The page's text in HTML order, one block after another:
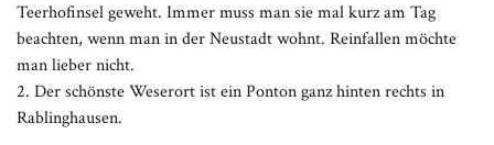
Teerhofinsel geweht. Immer muss man sie mal kurz am Tag
beachten, wenn man in der Neustadt wohnt. Reinfallen möchte
man lieber nicht.
2. Der schönste Weserort ist ein Ponton ganz hinten rechts in
Rablinghausen.